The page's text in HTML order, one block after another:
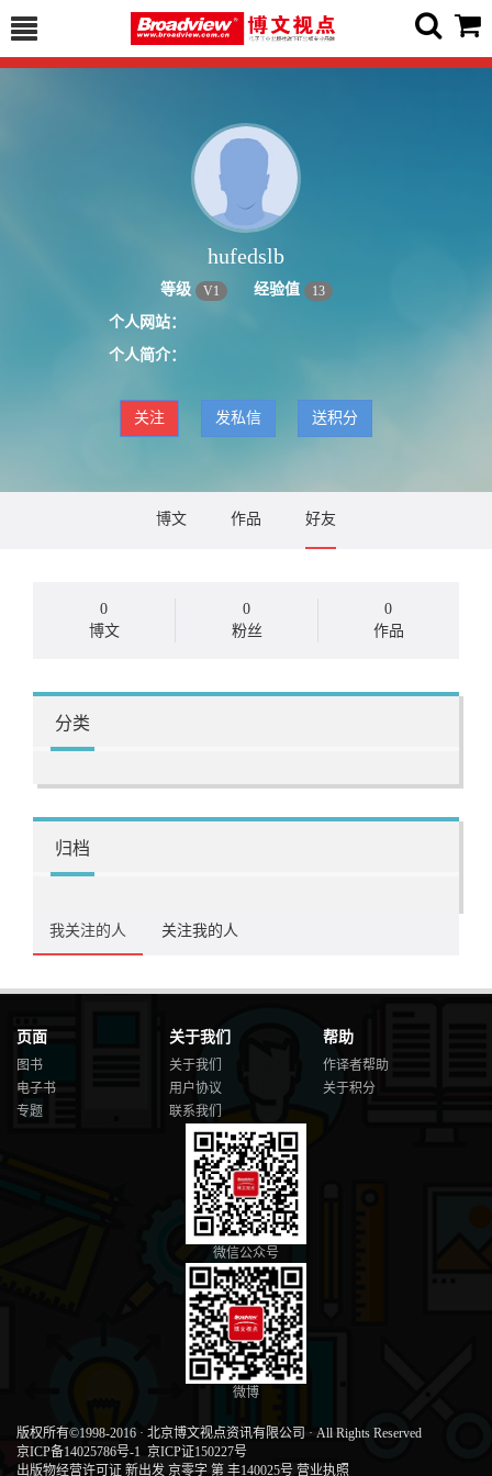
hufedslb
等级 V1 经验值 13
个人网站：
个人简介：
关注 发私信 送积分
博文 作品 好友
0
博文
0
粉丝
0
作品
分类
归档
我关注的人 关注我的人
页面
图书
电子书
专题
关于我们
关于我们
用户协议
联系我们
帮助
作译者帮助
关于积分
微信公众号
微博
版权所有©1998-2016 · 北京博文视点资讯有限公司 · All Rights Reserved
京ICP备14025786号-1 京ICP证150227号
出版物经营许可证 新出发 京零字 第 丰140025号 营业执照